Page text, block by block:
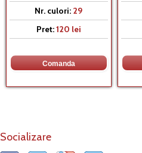
Nr. culori: 29
Pret:120 lei
Socializare